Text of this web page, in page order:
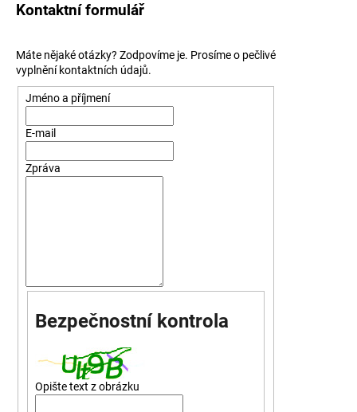
Kontaktní formulář
Máte nějaké otázky? Zodpovíme je. Prosíme o pečlivé
vyplnění kontaktních údajů.
Jméno a příjmení
E-mail
Zpráva
Bezpečnostní kontrola
Opište text z obrázku